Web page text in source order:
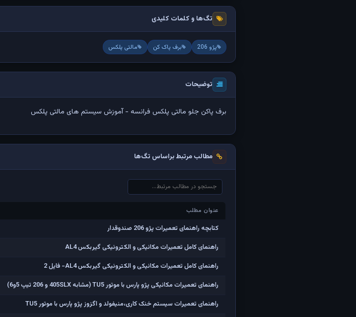
تگ‌ها و کلمات کلیدی
پژو 206 برف پاک کن مالتی پلکس
توضیحات
برف پاکن جلو مالتی پلکس فرانسه - آموزش سیستم های مالتی پلکس
مطالب مرتبط براساس تگ‌ها
عنوان مطلب
عنوان مطلب
کتابچه راهنمای تعمیرات پژو 206 صندوقدار
راهنمای کامل تعمیرات مکانیکی و الکترونیکی گیربکس AL4
راهنمای کامل تعمیرات مکانیکی و الکترونیکی گیربکس AL4- فایل 2
راهنمای تعمیرات مکانیکی پژو پارس با موتور TU5 (مشابه 405SLX و 206 تیپ 5و6)
راهنمای تعمیرات سیستم خنک کاری،منیفولد و اگزوز پژو پارس با موتور TU5